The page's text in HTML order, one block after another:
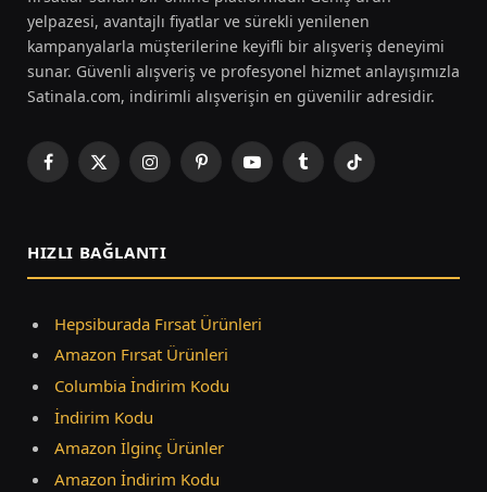
yelpazesi, avantajlı fiyatlar ve sürekli yenilenen
kampanyalarla müşterilerine keyifli bir alışveriş deneyimi
sunar. Güvenli alışveriş ve profesyonel hizmet anlayışımızla
Satinala.com, indirimli alışverişin en güvenilir adresidir.
Facebook
X
InstagramPinterestYouTubeTumblrTikTok
HIZLI BAĞLANTI
Hepsiburada Fırsat Ürünleri
Amazon Fırsat Ürünleri
Columbia İndirim Kodu
İndirim Kodu
Amazon İlginç Ürünler
Amazon İndirim Kodu